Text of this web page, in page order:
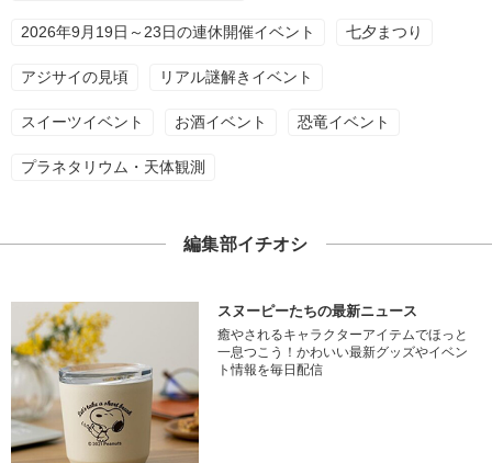
2026年9月19日～23日の連休開催イベント 七夕まつり
アジサイの見頃 リアル謎解きイベント
スイーツイベント お酒イベント 恐竜イベント
プラネタリウム・天体観測
編集部イチオシ
スヌーピーたちの最新ニュース
癒やされるキャラクターアイテムでほっと
一息つこう！かわいい最新グッズやイベン
ト情報を毎日配信